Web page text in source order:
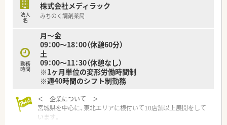
法人
名
株式会社メディラック
みちのく調剤薬局
勤務
時間
月～金
09：00～18：00（休憩60分）
土
09：00～11：30（休憩なし）
※1ヶ月単位の変形労働時間制
※週40時間のシフト制勤務
＜ 企業について ＞
宮城県を中心に、東北エリアに根付いて10店舗以上展開をして
います。